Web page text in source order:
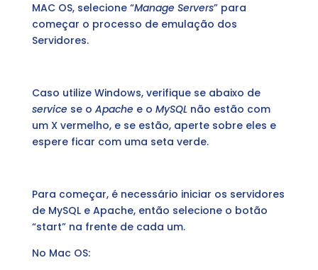
MAC OS, selecione “Manage Servers” para
começar o processo de emulação dos
Servidores.
Caso utilize Windows, verifique se abaixo de
servicese o Apachee o MySQLnão estão com
um X vermelho, e se estão, aperte sobre eles e
espere ficar com uma seta verde.
Para começar, é necessário iniciar os servidores
de MySQL e Apache, então selecione o botão
“start” na frente de cada um.
No Mac OS: